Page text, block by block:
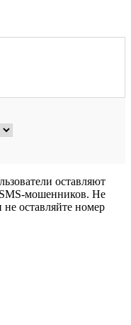
оставляют
мошенников. Не
оставляйте номер